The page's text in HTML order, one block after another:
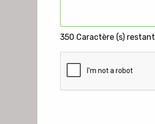
350 Caractère (s) restant